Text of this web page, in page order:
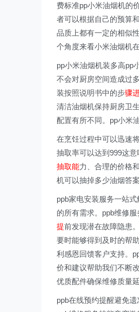
费标准pp小米油烟机的
者可以根据自己的预算
品质上都有一定的相似
个角度来看小米油烟机
pp小米油烟机装多高pp
不会对厨房空间造成过
装按照说明书中的步骤
清洁油烟机保持厨房卫
配置有所不同。pp小米
在烹饪过程中可以迅速
抽取率可以达到999这
抽取能力、合理的价格
机可以抽掉多少油烟答
ppb家电安装服务一站
的所有需求。ppb维修
提前发现潜在故障隐患
要时能够得到及时的帮
利感恩回馈客户支持。
价和建议帮助我们不断
优质配件确保维修质量
ppb在线预约提醒避免